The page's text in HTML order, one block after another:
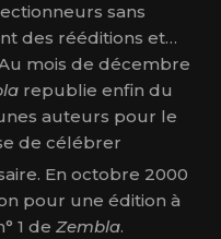
sans
des rééditions et…
mois de décembre
republie enfin du
auteurs pour le
de célébrer
En octobre 2000
pour une édition à
1 de Zembla.